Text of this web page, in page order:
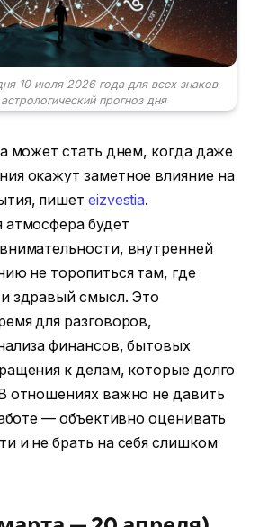
10 июля 2026 года для всех знаков
прогноз дня
может стать днем, когда даже
окажут заметное влияние на
пишет eizvestia.
атмосфера будет
внутренней
не торопиться там, где
здравый смысл. Это
для разговоров,
финансов, бытовых
к делам, которые долго
отношениях важно не давить
— объективно оценивать
и не брать на себя слишком